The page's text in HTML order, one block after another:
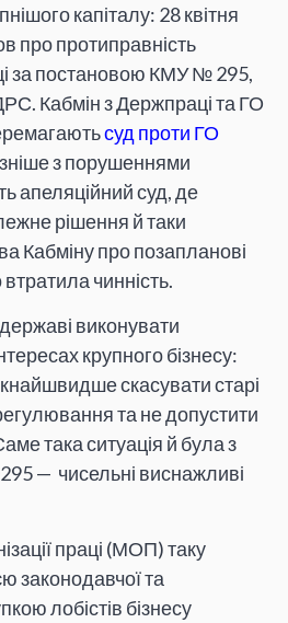
капіталу: 28 квітня
про протиправність
за постановою КМУ № 295,
Кабмін з Держпраці та ГО
суд проти ГО
з порушеннями
апеляційний суд, де
рішення й таки
Кабміну про позапланові
чинність.
виконувати
крупного бізнесу:
скасувати старі
та не допустити
така ситуація й була з
— чисельні виснажливі
праці (МОП) таку
законодавчої та
лобістів бізнесу